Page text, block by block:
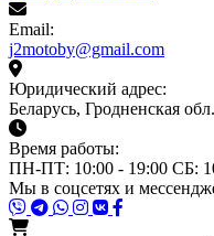
Email:
j2motoby@gmail.com
Юридический адрес:
Беларусь, Гродненская
Время работы:
ПН-ПТ: 10:00 - 19:00 СБ:
Мы в соцсетях и